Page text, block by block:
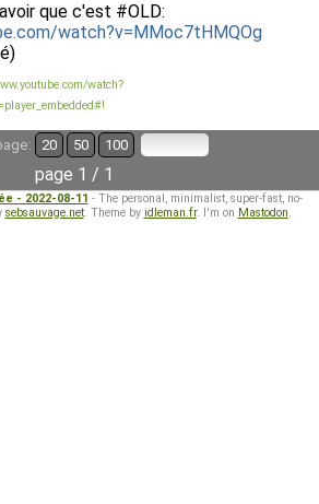
que c'est #OLD:
watch?v=MMoc7tHMQOg
watch?
20 50 100
page 1 / 1
- 2022-08-11 - The personal, minimalist, super-fast, no-
sebsauvage.net. Theme by idleman.fr. I'm on Mastodon.